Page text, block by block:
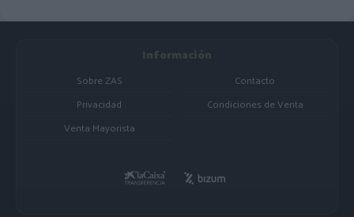
Información
Sobre ZAS
Contacto
Privacidad
Condiciones de Venta
Venta Mayorista